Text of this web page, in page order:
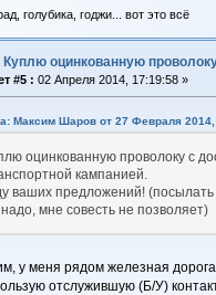
голубика, годжи... вот это всё
Куплю оцинкованную
#5 : 02 Апреля 2014, 17:19:58 »
Максим Шаров от 27 Февраля 2014,
оцинкованную проволоку с
кампанией.
ваших предложений! (посылать
мне совесть не позволяет)
у меня рядом железная
отслужившую (Б/У)